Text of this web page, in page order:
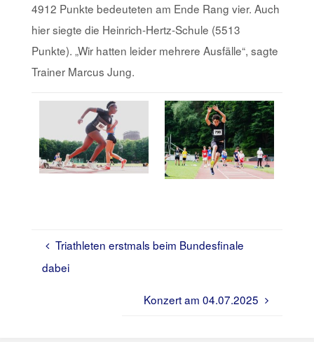
4912 Punkte bedeuteten am Ende Rang vier. Auch
hier siegte die Heinrich-Hertz-Schule (5513
Punkte). „Wir hatten leider mehrere Ausfälle“, sagte
Trainer Marcus Jung.
Triathleten erstmals beim Bundesfinale
dabei
Konzert am 04.07.2025